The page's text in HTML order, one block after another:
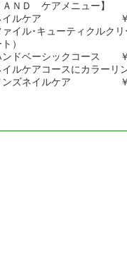
ＡＮＤ ケアメニュー】
イルケア ￥
ァイル･キューティクルク
）
ドベーシックコース ￥
イルケアコースにカラーリ
ンズネイルケア ￥